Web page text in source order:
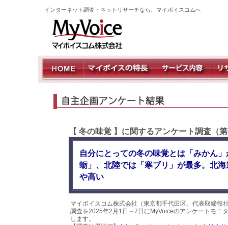
インターネット調査・ネットリサーチなら、マイボイスコムへ
【 冬の味覚 】に関するアンケート調査（
自分にとっての冬の味覚とは「みかん
蛎」、北陸では「寒ブリ」が最多。北
や高い
マイボイスコム株式会社（東京都千代田区、代表取締
調査を2025年2月1日～7日にMyVoiceのアンケートモニ
します。